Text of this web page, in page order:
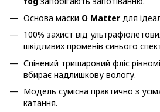
Основа маски O Matter для
100% захист від
шкідливих променів синього
Спінений тришаровий фліс
вбирає надлишкову вологу.
Модель сумісна практично з
катання.